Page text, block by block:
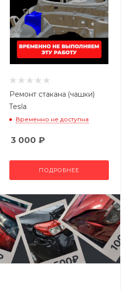
Ремонт стакана (чашки)
Tesla
Временно не доступна
3 000 ₽
ПОДРОБНЕЕ